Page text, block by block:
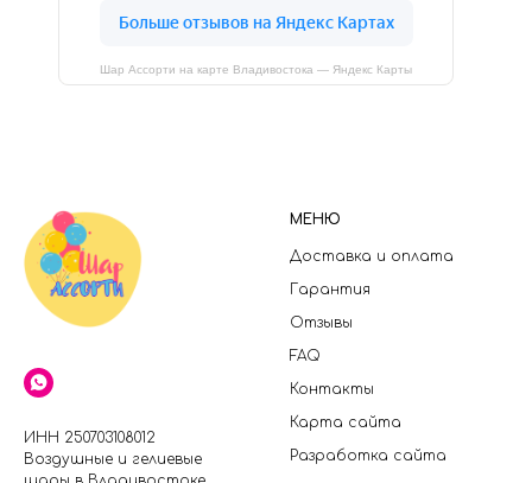
Шар Ассорти на карте Владивостока — Яндекс Карты
ИНН 250703108012
Воздушные и гелиевые
МЕНЮ
Доставка и оплата
Гарантия
Отзывы
FAQ
Контакты
Карта сайта
Разработка сайта